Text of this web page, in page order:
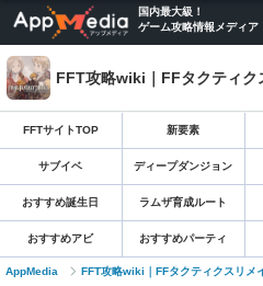
国内最大級！
ゲーム攻略情報メディア
FFT攻略wiki｜FFタクティク
FFTサイトTOP 新要素
サブイベ ディープダンジョン
おすすめ誕生日 ラムザ育成ルート
おすすめアビ おすすめパーティ
AppMedia FFT攻略wiki｜FFタクティクスリメ